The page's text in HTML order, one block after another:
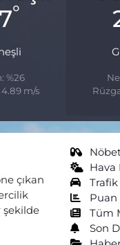
°
%26
m/s
çıkan
şekilde
Hava
Tüm
Son